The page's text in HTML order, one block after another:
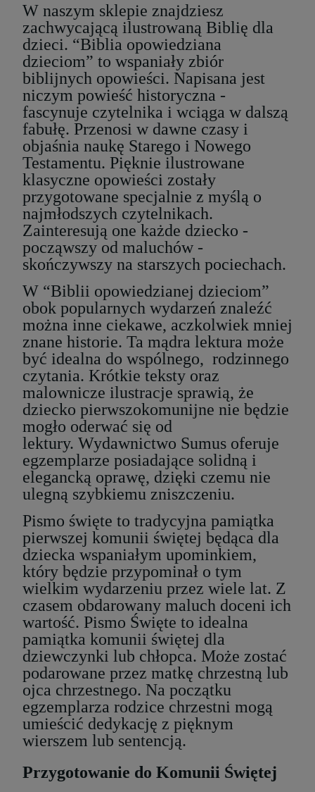
W naszym sklepie znajdziesz
zachwycającą ilustrowaną Biblię dla
dzieci. “Biblia opowiedziana
dzieciom” to wspaniały zbiór
biblijnych opowieści. Napisana jest
niczym powieść historyczna -
fascynuje czytelnika i wciąga w dalszą
fabułę. Przenosi w dawne czasy i
objaśnia naukę Starego i Nowego
Testamentu. Pięknie ilustrowane
klasyczne opowieści zostały
przygotowane specjalnie z myślą o
najmłodszych czytelnikach.
Zainteresują one każde dziecko -
począwszy od maluchów -
skończywszy na starszych pociechach.
W “Biblii opowiedzianej dzieciom”
obok popularnych wydarzeń znaleźć
można inne ciekawe, aczkolwiek mniej
znane historie. Ta mądra lektura może
być idealna do wspólnego, rodzinnego
czytania. Krótkie teksty oraz
malownicze ilustracje sprawią, że
dziecko pierwszokomunijne nie będzie
mogło oderwać się od
lektury. Wydawnictwo Sumus oferuje
egzemplarze posiadające solidną i
elegancką oprawę, dzięki czemu nie
ulegną szybkiemu zniszczeniu.
Pismo święte to tradycyjna pamiątka
pierwszej komunii świętej będąca dla
dziecka wspaniałym upominkiem,
który będzie przypominał o tym
wielkim wydarzeniu przez wiele lat. Z
czasem obdarowany maluch doceni ich
wartość. Pismo Święte to idealna
pamiątka komunii świętej dla
dziewczynki lub chłopca. Może zostać
podarowane przez matkę chrzestną lub
ojca chrzestnego. Na początku
egzemplarza rodzice chrzestni mogą
umieścić dedykację z pięknym
wierszem lub sentencją.
Przygotowanie do Komunii Świętej